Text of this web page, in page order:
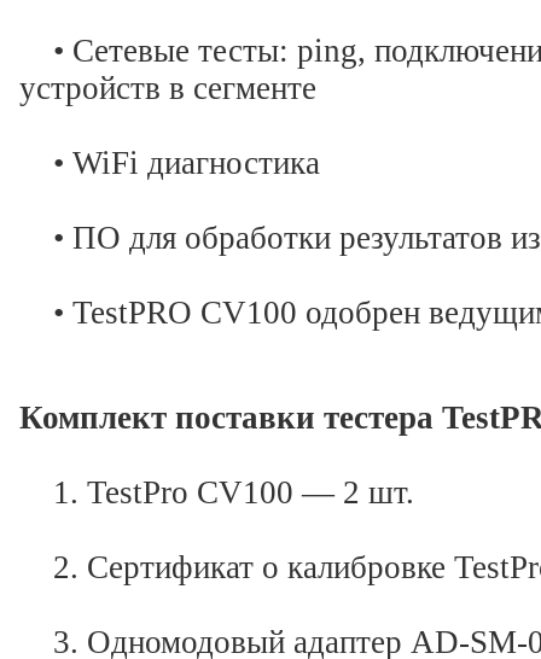
• Сетевые тесты: ping,
устройств в сегменте
• WiFi диагностика
• ПО для обработки результатов
• TestPRO CV100 одобрен
Комплект поставки тестера
1. TestPro CV100 — 2 шт.
2. Сертификат о калибровке
3. Одномодовый адаптер AD-